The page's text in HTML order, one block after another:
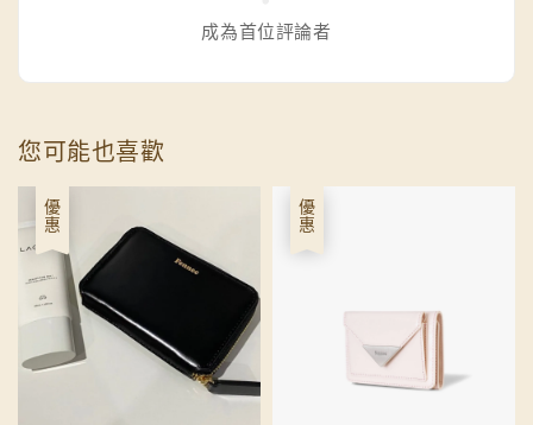
成為首位評論者
您可能也喜歡
優惠 優惠